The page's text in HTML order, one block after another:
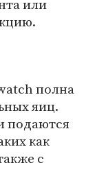
или
полна
яиц.
подаются
как
с